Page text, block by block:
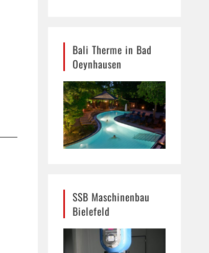
Bali Therme in Bad
Oeynhausen
SSB Maschinenbau
Bielefeld